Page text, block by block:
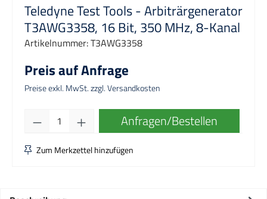
Teledyne Test Tools - Arbiträrgenerator
T3AWG3358, 16 Bit, 350 MHz, 8-Kanal
Artikelnummer:T3AWG3358
Preis auf Anfrage
Preise exkl. MwSt. zzgl. Versandkosten
Produkt Anzahl: Gib den gewünschten
Anfragen/Bestellen
Zum Merkzettel hinzufügen